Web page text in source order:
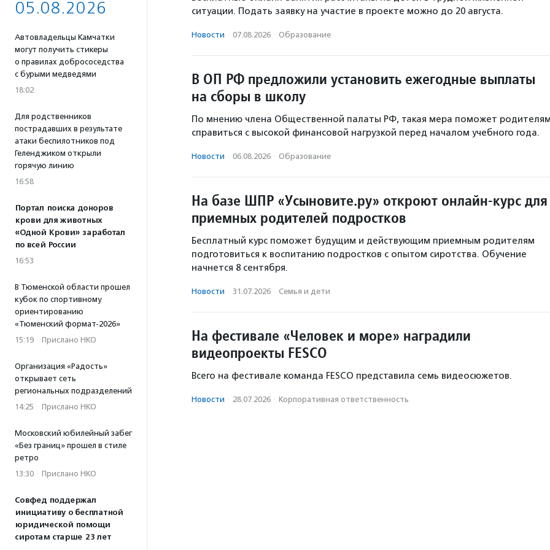
05.08.2026
Автовладельцы Камчатки
могут получить стикеры
о правилах добрососедства
с бурыми медведями
18:02
Для родственников
пострадавших в результате
атаки беспилотников под
Геленджиком открыли
горячую линию
16:58
Портал поиска доноров
крови для животных
«Одной Крови» заработал
по всей России
16:53
В Тюменской области прошел
кубок по спортивному
ориентированию
«Тюменский формат-2026»
15:19 · Прислано НКО
Организация «Радость»
открывает сеть
региональных подразделений
14:25 · Прислано НКО
Московский юбилейный забег
«Без границ» прошел в стиле
ретро
13:30 · Прислано НКО
Совфед поддержал
инициативу о бесплатной
юридической помощи
сиротам старше 23 лет
ситуации. Подать заявку на участие в проекте можно до 20 августа.
Новости · 07.08.2026 · Образование
В ОП РФ предложили установить ежегодные выплаты
на сборы в школу
По мнению члена Общественной палаты РФ, такая мера поможет
справиться с высокой финансовой нагрузкой перед началом учебного года.
Новости · 06.08.2026 · Образование
На базе ШПР «Усыновите.ру» откроют онлайн-курс для
приемных родителей подростков
Бесплатный курс поможет будущим и действующим приемным родителям
подготовиться к воспитанию подростков с опытом сиротства. Обучение
начнется 8 сентября.
Новости · 31.07.2026 · Семья и дети
На фестивале «Человек и море» наградили
видеопроекты FESCO
Всего на фестивале команда FESCO представила семь видеосюжетов.
Новости · 28.07.2026 · Корпоративная ответственность